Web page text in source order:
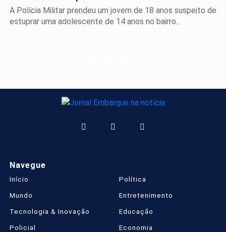
A Polícia Militar prendeu um jovem de 18 anos suspeito de
estuprar uma adolescente de 14 anos no bairro...
Navegue
Início
Política
Mundo
Entretenimento
Tecnologia & Inovação
Educação
Policial
Economia